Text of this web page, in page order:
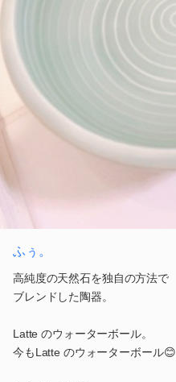
ふぅ。
高純度の天然石を独自の方法で
ブレンドした陶器。
Latte のウォーターボール。
今もLatte のウォーターボール😊